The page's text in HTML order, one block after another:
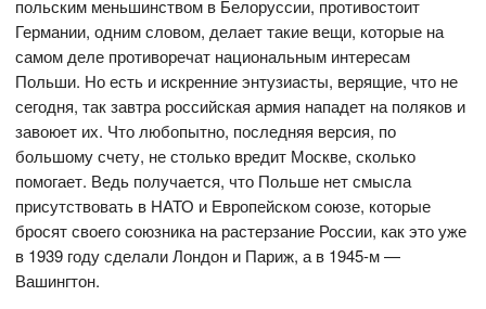
польским меньшинством в Белоруссии, противостоит
Германии, одним словом, делает такие вещи, которые на
самом деле противоречат национальным интересам
Польши. Но есть и искренние энтузиасты, верящие, что не
сегодня, так завтра российская армия нападет на поляков и
завоюет их. Что любопытно, последняя версия, по
большому счету, не столько вредит Москве, сколько
помогает. Ведь получается, что Польше нет смысла
присутствовать в НАТО и Европейском союзе, которые
бросят своего союзника на растерзание России, как это уже
в 1939 году сделали Лондон и Париж, а в 1945-м —
Вашингтон.